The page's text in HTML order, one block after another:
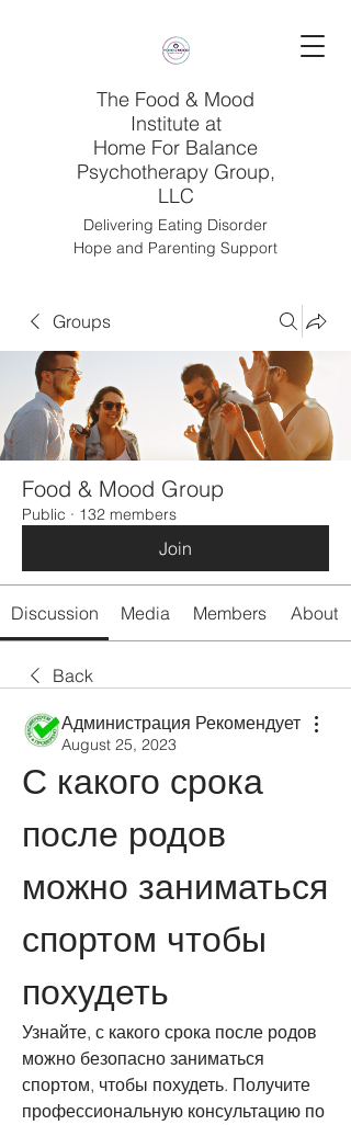
The Food & Mood
Institute at
Home For Balance
Psychotherapy Group,
LLC
Delivering Eating Disorder
Hope and Parenting Support
Groups
Food & Mood Group
Public · 132 members
Join
Discussion Media Members About
Back
Администрация Рекомендует
August 25, 2023
С какого срока
после родов
можно заниматься
спортом чтобы
похудеть
Узнайте, с какого срока после родов
можно безопасно заниматься
спортом, чтобы похудеть. Получите
профессиональную консультацию по